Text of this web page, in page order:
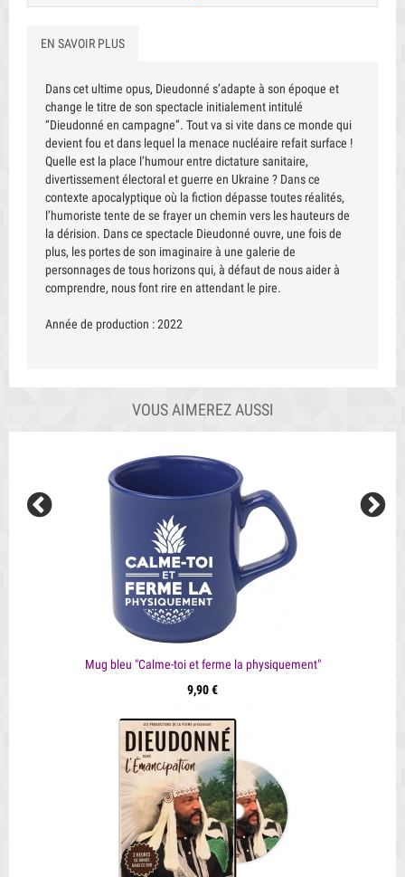
EN SAVOIR PLUS
Dans cet ultime opus, Dieudonné s’adapte à son époque et
change le titre de son spectacle initialement intitulé
“Dieudonné en campagne”. Tout va si vite dans ce monde qui
devient fou et dans lequel la menace nucléaire refait surface !
Quelle est la place l’humour entre dictature sanitaire,
divertissement électoral et guerre en Ukraine ? Dans ce
contexte apocalyptique où la fiction dépasse toutes réalités,
l’humoriste tente de se frayer un chemin vers les hauteurs de
la dérision. Dans ce spectacle Dieudonné ouvre, une fois de
plus, les portes de son imaginaire à une galerie de
personnages de tous horizons qui, à défaut de nous aider à
comprendre, nous font rire en attendant le pire.
Année de production : 2022
VOUS AIMEREZ AUSSI
Mug bleu "Calme-toi et ferme la physiquement"
9,90 €